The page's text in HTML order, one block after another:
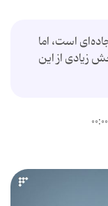
است، اما
زیادی از این